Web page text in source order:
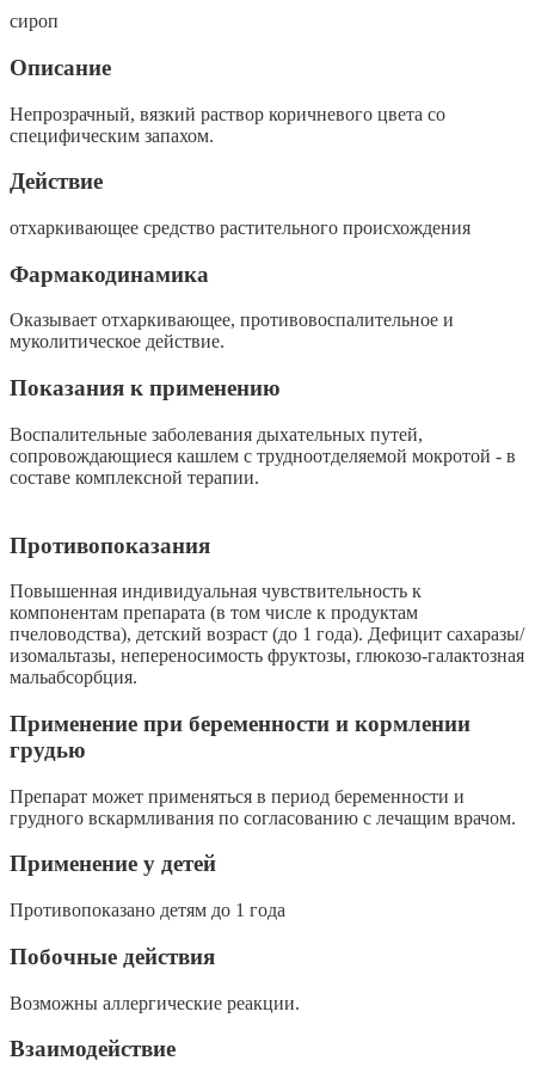
сироп
Описание
Непрозрачный, вязкий раствор коричневого цвета со
специфическим запахом.
Действие
отхаркивающее средство растительного происхождения
Фармакодинамика
Оказывает отхаркивающее, противовоспалительное и
муколитическое действие.
Показания к применению
Воспалительные заболевания дыхательных путей,
сопровождающиеся кашлем с трудноотделяемой мокротой - в
составе комплексной терапии.
Противопоказания
Повышенная индивидуальная чувствительность к
компонентам препарата (в том числе к продуктам
пчеловодства), детский возраст (до 1 года). Дефицит сахаразы/
изомальтазы, непереносимость фруктозы, глюкозо-галактозная
мальабсорбция.
Применение при беременности и кормлении
грудью
Препарат может применяться в период беременности и
грудного вскармливания по согласованию с лечащим врачом.
Применение у детей
Противопоказано детям до 1 года
Побочные действия
Возможны аллергические реакции.
Взаимодействие